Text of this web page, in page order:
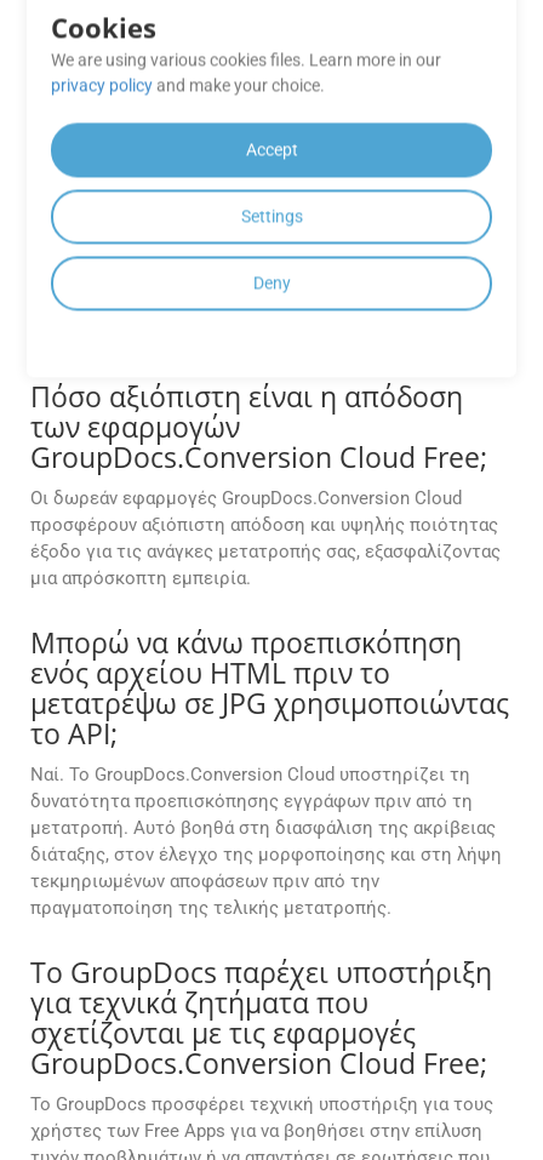
προβλήματα απόδοσης.
Το API υποστηρίζει την ενοποίηση
με παρόχους αποθήκευσης cloud
όπως το AWS S3, το Azure Blob ή το
Google Drive;
Απολύτως. Το GroupDocs.Conversion Cloud προσφέρει
ενσωματωμένη ενσωμάτωση με δημοφιλείς πλατφόρμες
αποθήκευσης cloud, επιτρέποντας την άμεση ανάκτηση
αρχείων και αποθήκευση εξόδου χωρίς ενδιάμεσες
Πόσο αξιόπιστη είναι η απόδοση
των εφαρμογών
GroupDocs.Conversion Cloud Free;
Οι δωρεάν εφαρμογές GroupDocs.Conversion Cloud
προσφέρουν αξιόπιστη απόδοση και υψηλής ποιότητας
έξοδο για τις ανάγκες μετατροπής σας, εξασφαλίζοντας
μια απρόσκοπτη εμπειρία.
Μπορώ να κάνω προεπισκόπηση
ενός αρχείου HTML πριν το
μετατρέψω σε JPG χρησιμοποιώντας
το API;
Ναί. Το GroupDocs.Conversion Cloud υποστηρίζει τη
δυνατότητα προεπισκόπησης εγγράφων πριν από τη
μετατροπή. Αυτό βοηθά στη διασφάλιση της ακρίβειας
διάταξης, στον έλεγχο της μορφοποίησης και στη λήψη
τεκμηριωμένων αποφάσεων πριν από την
πραγματοποίηση της τελικής μετατροπής.
Το GroupDocs παρέχει υποστήριξη
για τεχνικά ζητήματα που
σχετίζονται με τις εφαρμογές
GroupDocs.Conversion Cloud Free;
Το GroupDocs προσφέρει τεχνική υποστήριξη για τους
χρήστες των Free Apps για να βοηθήσει στην επίλυση
Cookies
We are using various cookies files. Learn more in our
privacy policy and make your choice.
Accept
Settings
Deny